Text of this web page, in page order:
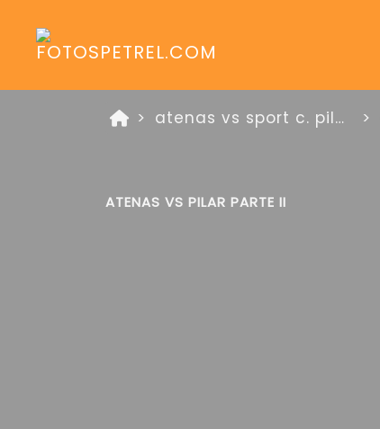
atenas vs sport c. pilar primera div 15 de junio de 2026
ATENAS VS PILAR PARTE II